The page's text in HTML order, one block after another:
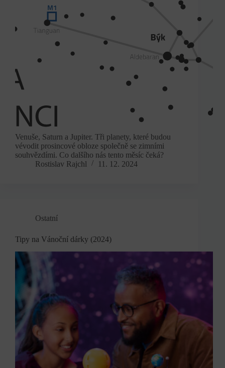
Venuše, Saturn a Jupiter. Tři planety, které budou
vévodit prosincové obloze společně se zimními
souhvězdími. Co dalšího nás tento měsíc čeká?
Rostislav Rajchl
11. 12. 2024
Ostatní
Tipy na Vánoční dárky (2024)